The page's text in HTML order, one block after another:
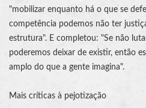
"mobilizar enquanto há o que se
competência podemos não ter
estrutura". E completou: "Se não
poderemos deixar de existir, então
amplo do que a gente imagina".
Mais críticas à pejotização